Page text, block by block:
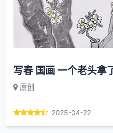
写春 国画 一个老头拿
原创
2025-04-22